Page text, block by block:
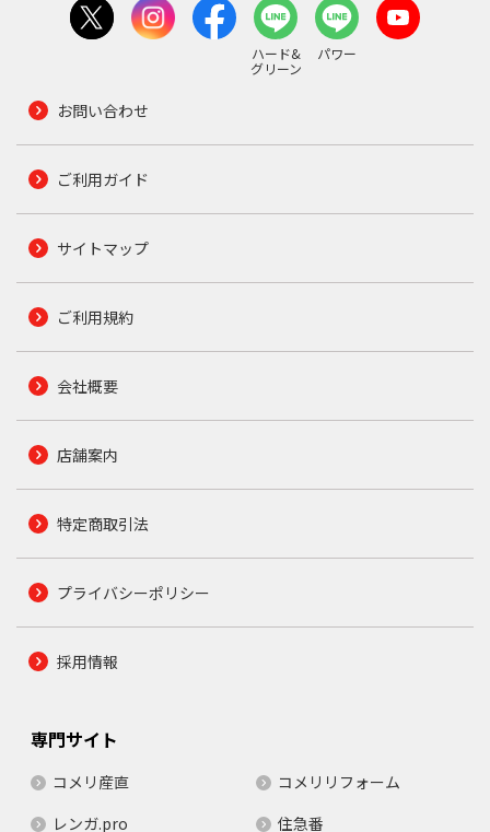
ハード&
グリーン
パワー
お問い合わせ
ご利用ガイド
サイトマップ
ご利用規約
会社概要
店舗案内
特定商取引法
プライバシーポリシー
採用情報
専門サイト
コメリ産直
コメリリフォーム
レンガ.pro
住急番